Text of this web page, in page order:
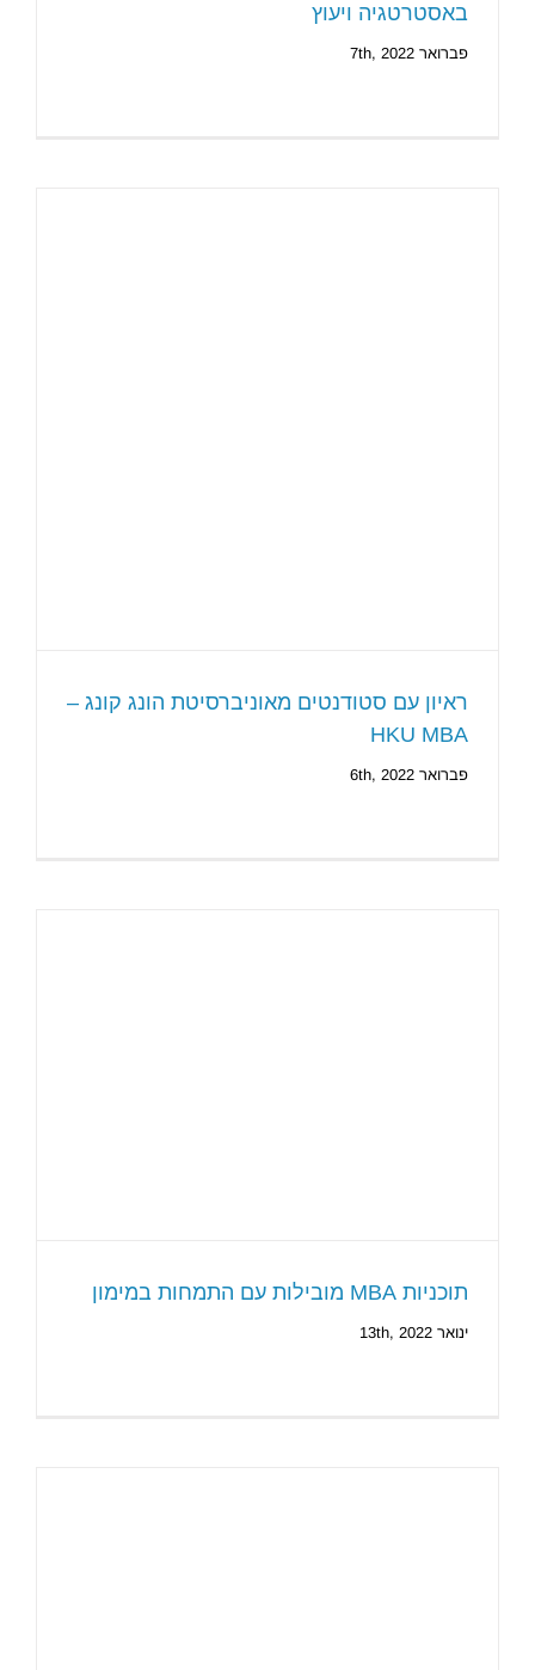
באסטרטגיה ויעוץ
פברואר 7th, 2022
ראיון עם סטודנטים מאוניברסיטת הונג קונג –
HKU MBA
פברואר 6th, 2022
תוכניות MBA מובילות עם התמחות במימון
ינואר 13th, 2022